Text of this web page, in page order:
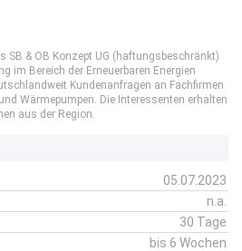
SB & OB Konzept UG (haftungsbeschränkt)
im Bereich der Erneuerbaren Energien
Kundenanfragen an Fachfirmen
Wärmepumpen. Die Interessenten erhalten
aus der Region.
05.07.2023
n.a.
30 Tage
bis 6 Wochen